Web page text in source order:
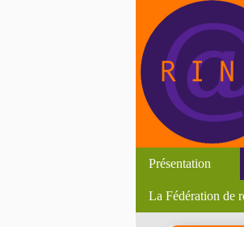
Présentation
La Fédération de